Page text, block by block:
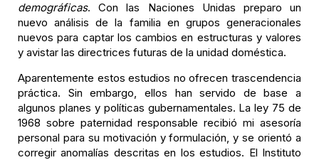
demográficas. Con las Naciones Unidas preparo un
nuevo análisis de la familia en grupos generacionales
nuevos para captar los cambios en estructuras y valores
y avistar las directrices futuras de la unidad doméstica.
Aparentemente estos estudios no ofrecen trascendencia
práctica. Sin embargo, ellos han servido de base a
algunos planes y políticas gubernamentales. La ley 75 de
1968 sobre paternidad responsable recibió mi asesoría
personal para su motivación y formulación, y se orientó a
corregir anomalías descritas en los estudios. El Instituto